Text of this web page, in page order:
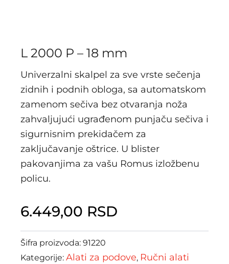
L 2000 P – 18 mm
Univerzalni skalpel za sve vrste sečenja
zidnih i podnih obloga, sa automatskom
zamenom sečiva bez otvaranja noža
zahvaljujući ugrađenom punjaču sečiva i
sigurnisnim prekidačem za
zaključavanje oštrice. U blister
pakovanjima za vašu Romus izložbenu
policu.
6.449,00 RSD
Šifra proizvoda: 91220
Kategorije: Alati za podove, Ručni alati